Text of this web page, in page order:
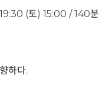
(토) 15:00 / 140분
하다.